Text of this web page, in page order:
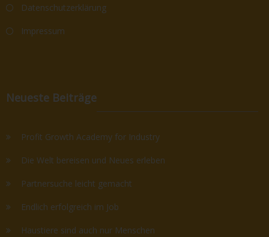
Datenschutzerklärung
Impressum
Neueste Beiträge
Profit Growth Academy for Industry
Die Welt bereisen und Neues erleben
Partnersuche leicht gemacht
Endlich erfolgreich im Job
Haustiere sind auch nur Menschen